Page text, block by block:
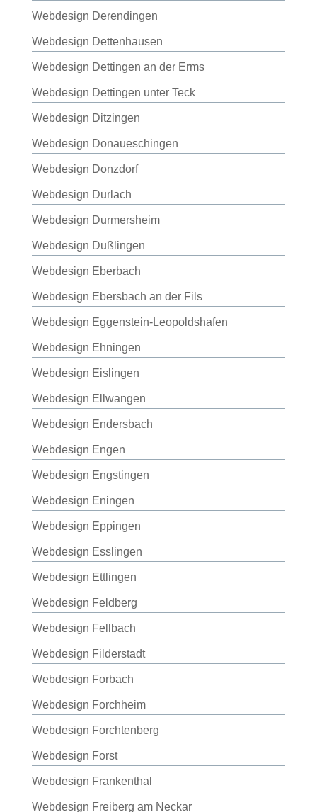
Webdesign Derendingen
Webdesign Dettenhausen
Webdesign Dettingen an der Erms
Webdesign Dettingen unter Teck
Webdesign Ditzingen
Webdesign Donaueschingen
Webdesign Donzdorf
Webdesign Durlach
Webdesign Durmersheim
Webdesign Dußlingen
Webdesign Eberbach
Webdesign Ebersbach an der Fils
Webdesign Eggenstein-Leopoldshafen
Webdesign Ehningen
Webdesign Eislingen
Webdesign Ellwangen
Webdesign Endersbach
Webdesign Engen
Webdesign Engstingen
Webdesign Eningen
Webdesign Eppingen
Webdesign Esslingen
Webdesign Ettlingen
Webdesign Feldberg
Webdesign Fellbach
Webdesign Filderstadt
Webdesign Forbach
Webdesign Forchheim
Webdesign Forchtenberg
Webdesign Forst
Webdesign Frankenthal
Webdesign Freiberg am Neckar